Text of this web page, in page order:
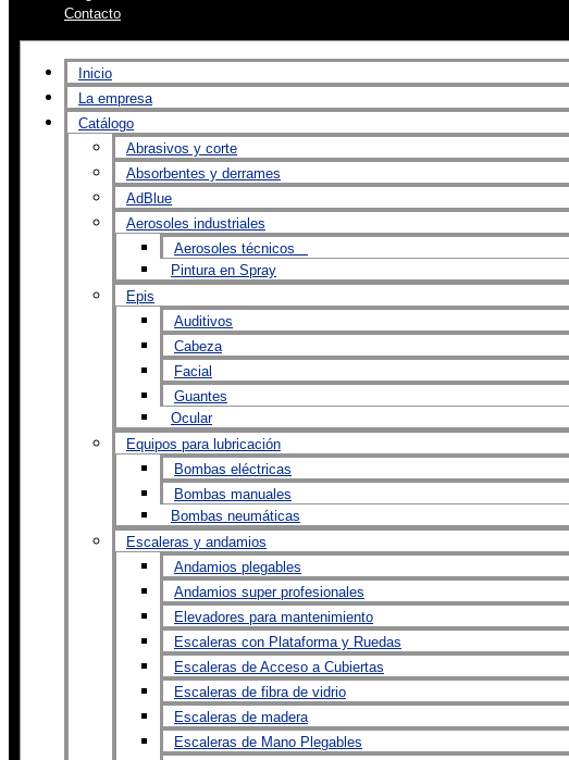
Contacto
Inicio
La empresa
Catálogo
Abrasivos y corte
Absorbentes y derrames
AdBlue
Aerosoles industriales
Aerosoles técnicos
Pintura en Spray
Epis
Auditivos
Cabeza
Facial
Guantes
Ocular
Equipos para lubricación
Bombas eléctricas
Bombas manuales
Bombas neumáticas
Escaleras y andamios
Andamios plegables
Andamios super profesionales
Elevadores para mantenimiento
Escaleras con Plataforma y Ruedas
Escaleras de Acceso a Cubiertas
Escaleras de fibra de vidrio
Escaleras de madera
Escaleras de Mano Plegables